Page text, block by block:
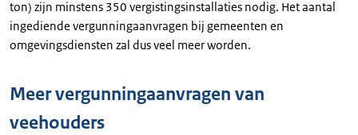
ton) zijn minstens 350 vergistingsinstallaties nodig. Het aantal
ingediende vergunningaanvragen bij gemeenten en
omgevingsdiensten zal dus veel meer worden.
Meer vergunningaanvragen van
veehouders